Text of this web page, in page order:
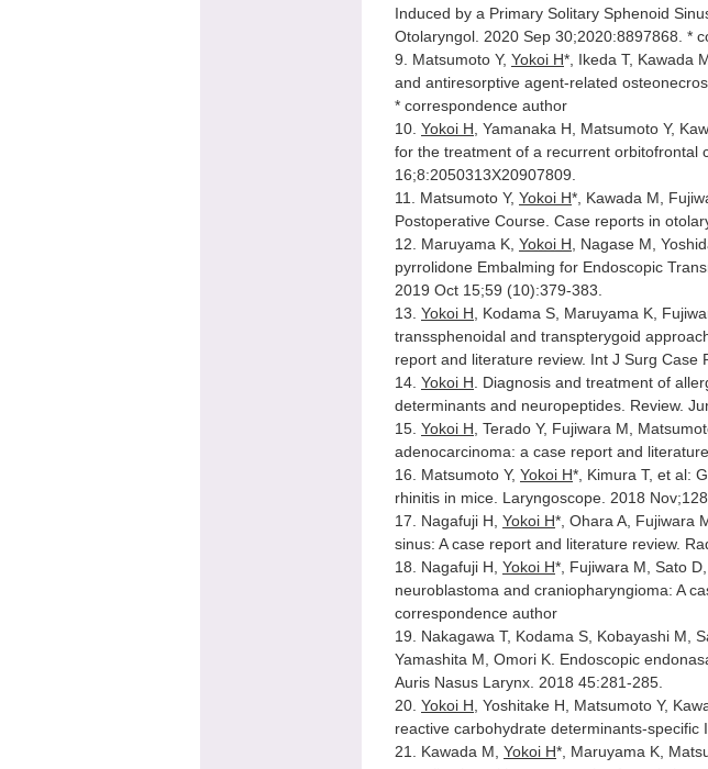
Induced by a Primary Solitary Sphenoid
Otolaryngol. 2020 Sep 30;2020:8897868. *
9. Matsumoto Y, Yokoi H*, Ikeda T, Kawada
and antiresorptive agent-related
* correspondence author
10. Yokoi H , Yamanaka H, Matsumoto Y,
for the treatment of a recurrent orbitofrontal
16;8:2050313X20907809.
11. Matsumoto Y, Yokoi H*, Kawada M,
Postoperative Course. Case reports in
12. Maruyama K, Yokoi H , Nagase M,
pyrrolidone Embalming for Endoscopic
2019 Oct 15;59 (10):379-383.
13. Yokoi H , Kodama S, Maruyama K,
transsphenoidal and transpterygoid
report and literature review. Int J Surg Case
14. Yokoi H . Diagnosis and treatment of
determinants and neuropeptides. Review.
15. Yokoi H , Terado Y, Fujiwara M,
adenocarcinoma: a case report and
16. Matsumoto Y, Yokoi H*, Kimura T, et al:
rhinitis in mice. Laryngoscope. 2018
17. Nagafuji H, Yokoi H*, Ohara A, Fujiwara
sinus: A case report and literature review.
18. Nagafuji H, Yokoi H*, Fujiwara M, Sato
neuroblastoma and craniopharyngioma: A
correspondence author
19. Nakagawa T, Kodama S, Kobayashi M,
Yamashita M, Omori K. Endoscopic
Auris Nasus Larynx. 2018 45:281-285.
20. Yokoi H , Yoshitake H, Matsumoto Y,
reactive carbohydrate determinants-specific
21. Kawada M, Yokoi H*, Maruyama K,